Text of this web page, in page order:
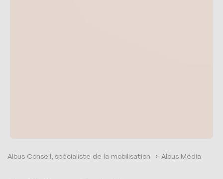
Albus Conseil, spécialiste de la mobilisation > Albus Média